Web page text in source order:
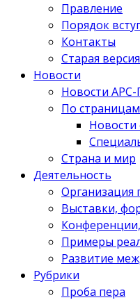
Правление
Порядок
Контакты
Старая
Новости
Новости
По
Новости
Страна и мир
Деятельность
Организация
Выставки,
Примеры
Развитие
Рубрики
Проба пера